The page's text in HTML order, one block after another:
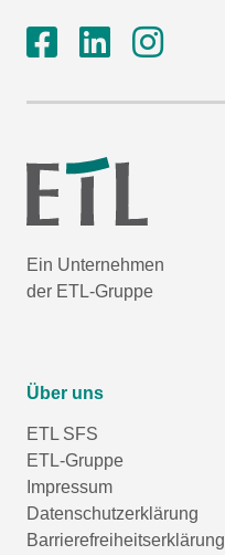
Ein Unternehmen
der ETL-Gruppe
Über uns
ETL SFS
ETL-Gruppe
Impressum
Datenschutzerklärung
Barrierefreiheitserklärung